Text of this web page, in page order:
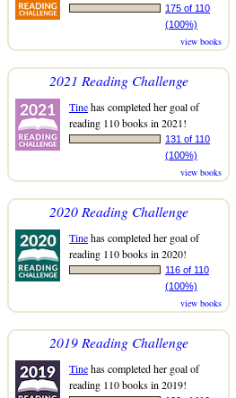
175 of 110
(100%)
view books
2021 Reading Challenge
Tinehas completed her goal of
reading 110 books in 2021!
131 of 110
(100%)
view books
2020 Reading Challenge
Tinehas completed her goal of
reading 110 books in 2020!
116 of 110
(100%)
view books
2019 Reading Challenge
Tinehas completed her goal of
reading 110 books in 2019!